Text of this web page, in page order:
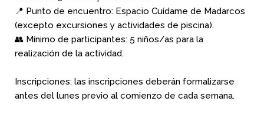
📍 Punto de encuentro: Espacio Cuídame de Madarcos
(excepto excursiones y actividades de piscina).
👥 Mínimo de participantes: 5 niños/as para la
realización de la actividad.
Inscripciones: las inscripciones deberán formalizarse
antes del lunes previo al comienzo de cada semana.